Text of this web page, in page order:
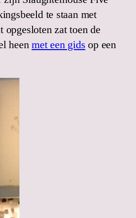
te staan met
zat toen de
heenmet een gids op een